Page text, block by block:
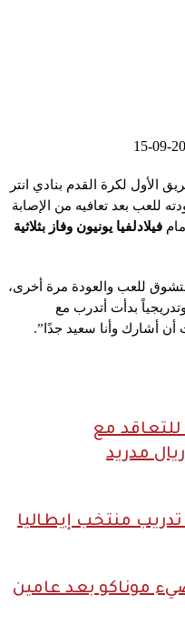
الأول لكرة القدم بنادي انتر
للعب بعد تعافيه من الإصابة
فيلادلفيا يونيون وفاز بثلاثية
للعب والعودة مرة أخرى،
تدريجياً بدأت أتدرب مع
أشارك وأنا سعيد جدًا”.
مع
مدريد
منتخب إيطاليا
موناكو بعد عامين